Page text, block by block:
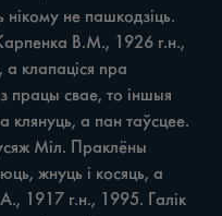
не пашкодзіць.
В.М., 1926 г.н.,
клапаціся npa
працы свае, то іншыя
клянуць, а пан таўсцее.
Міл. Праклёны
жнуць i косяць, а
1917 г.н., 1995. Галік